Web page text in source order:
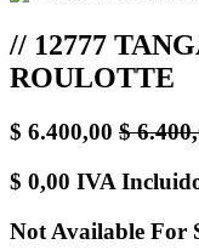
// 12777
ROULOTTE
$ 6.400,00 $
$ 0,00 IVA
Not Available For